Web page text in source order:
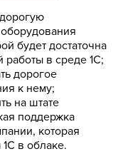
будет достаточна
в среде 1С;
дорогое
к нему;
на штате
поддержка
которая
в облаке.